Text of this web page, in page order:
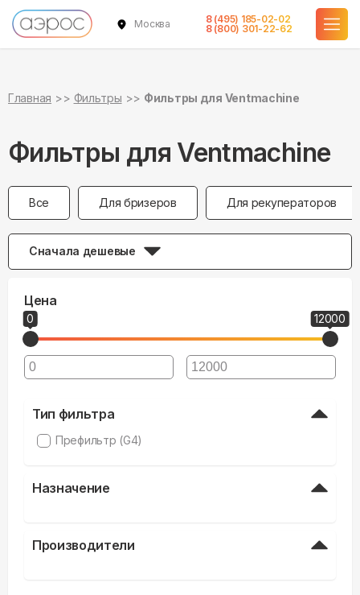
Москва
8 (495) 185-02-02
8 (800) 301-22-62
Главная Фильтры Фильтры для Ventmachine
Фильтры для Ventmachine
Все Для бризеров Для рекуператоров
Сначала дешевые
Цена
0 12000
Тип фильтра
Префильтр (G4)
Назначение
Производители